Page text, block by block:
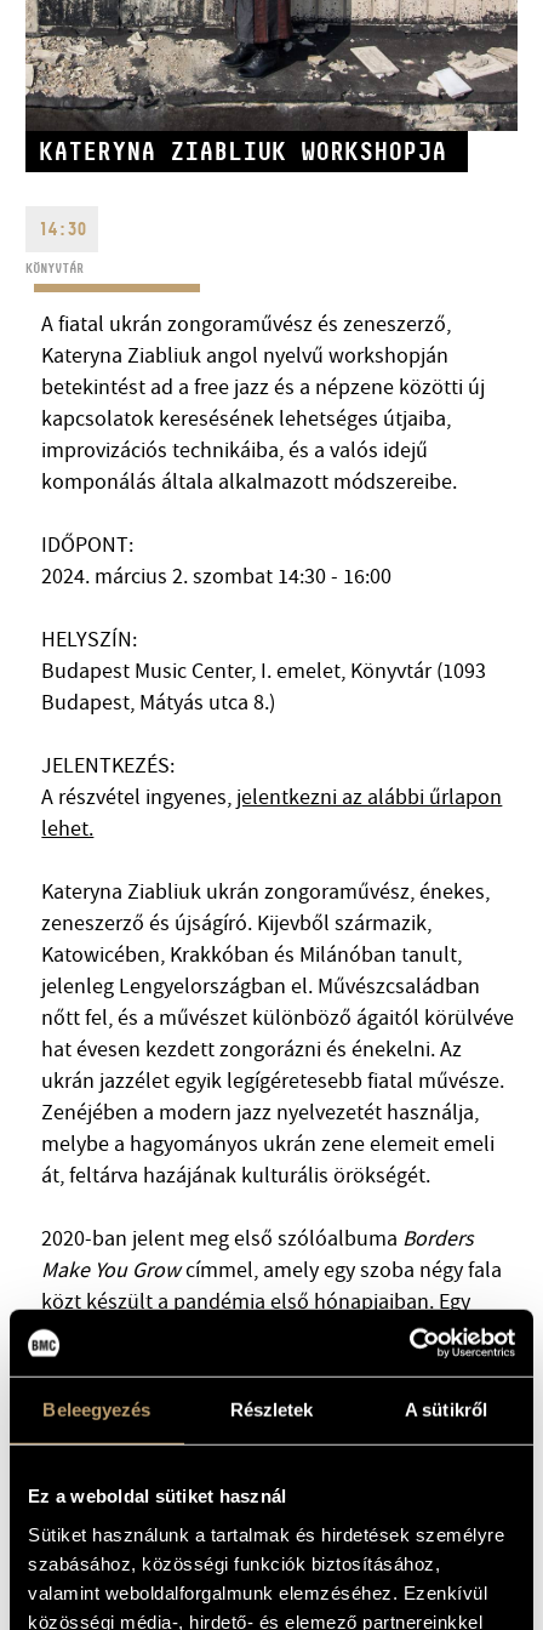
Beleegyezés Részletek A sütikről
Ez a weboldal sütiket használ
Sütiket használunk a tartalmak és hirdetések személyre
szabásához, közösségi funkciók biztosításához,
valamint weboldalforgalmunk elemzéséhez. Ezenkívül
közösségi média-, hirdető- és elemező partnereinkkel
CÍM
EMAIL
infokozpont@bmc.hu
NYITVA TARTÁS
MŰVÉSZADATBÁZIS
ZENEI KÖNYVTÁR, ONLINE KATALÓGUS
KATERYNA ZIABLIUK WORKSHOPJA
14:30
KÖNYVTÁR
A fiatal ukrán zongoraművész és zeneszerző,
Kateryna Ziabliuk angol nyelvű workshopján
betekintést ad a free jazz és a népzene közötti új
kapcsolatok keresésének lehetséges útjaiba,
improvizációs technikáiba, és a valós idejű
komponálás általa alkalmazott módszereibe.
IDŐPONT:
2024. március 2. szombat 14:30 - 16:00
HELYSZÍN:
Budapest Music Center, I. emelet, Könyvtár (1093
Budapest, Mátyás utca 8.)
JELENTKEZÉS:
A részvétel ingyenes, jelentkezni az alábbi űrlapon
lehet.
Kateryna Ziabliuk ukrán zongoraművész, énekes,
zeneszerző és újságíró. Kijevből származik,
Katowicében, Krakkóban és Milánóban tanult,
jelenleg Lengyelországban el. Művészcsaládban
nőtt fel, és a művészet különböző ágaitól körülvéve
hat évesen kezdett zongorázni és énekelni. Az
ukrán jazzélet egyik legígéretesebb fiatal művésze.
Zenéjében a modern jazz nyelvezetét használja,
melybe a hagyományos ukrán zene elemeit emeli
át, feltárva hazájának kulturális örökségét.
2020-ban jelent meg első szólóalbuma Borders
Make You Growcímmel, amely egy szoba négy fala
közt készült a pandémia első hónapjaiban. Egy
évvel később a ludwigshafeni Enjoy Jazz Festivalon
adott fellépéséből jelent meg koncertalbuma, saját
kompozíciókkal és népdalfeldolgozásokkal.
vesz részt fesztiválok felkérésére: többek között az
Australian Art Orchestra, a SonCe Trio, a Lumpeks,
az Unleashed Cooperation vagy a The Black Sea
Songs zenekar tagjaival. Állandó alkotótársait a
lengyel O.N.E Quartetben, a , a Zygmunt Pauker